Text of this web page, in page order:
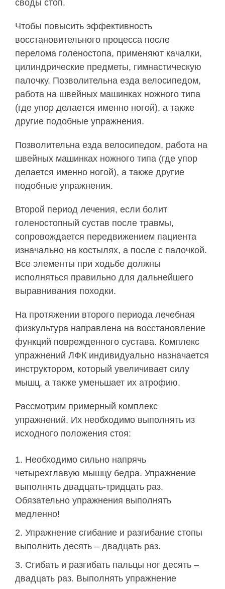
своды стоп.
Чтобы повысить эффективность
восстановительного процесса после
перелома голеностопа, применяют качалки,
цилиндрические предметы, гимнастическую
палочку. Позволительна езда велосипедом,
работа на швейных машинках ножного типа
(где упор делается именно ногой), а также
другие подобные упражнения.
Позволительна езда велосипедом, работа на
швейных машинках ножного типа (где упор
делается именно ногой), а также другие
подобные упражнения.
Второй период лечения, если болит
голеностопный сустав после травмы,
сопровождается передвижением пациента
изначально на костылях, а после с палочкой.
Все элементы при ходьбе должны
исполняться правильно для дальнейшего
выравнивания походки.
На протяжении второго периода лечебная
физкультура направлена на восстановление
функций поврежденного сустава. Комплекс
упражнений ЛФК индивидуально назначается
инструктором, который увеличивает силу
мышц, а также уменьшает их атрофию.
Рассмотрим примерный комплекс
упражнений. Их необходимо выполнять из
исходного положения стоя:
Необходимо сильно напрячь
четырехглавую мышцу бедра. Упражнение
выполнять двадцать-тридцать раз.
Обязательно упражнения выполнять
медленно!
Упражнение сгибание и разгибание стопы
выполнить десять – двадцать раз.
Сгибать и разгибать пальцы ног десять –
двадцать раз. Выполнять упражнение